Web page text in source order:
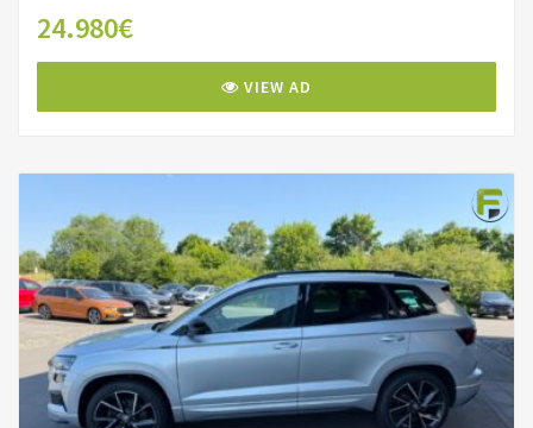
24.980€
VIEW AD